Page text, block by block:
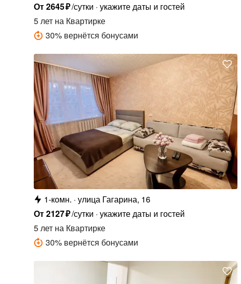
От2645₽/сутки укажите даты и гостей
5 летна Квартирке
30% вернётся бонусами
1-комн. улица Гагарина, 16
От2127₽/сутки укажите даты и гостей
5 летна Квартирке
30% вернётся бонусами